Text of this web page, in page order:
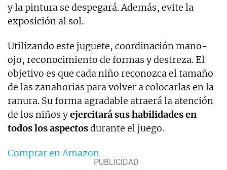
y la pintura se despegará. Además, evite la
exposición al sol.
Utilizando este juguete, coordinación mano-
ojo, reconocimiento de formas y destreza. El
objetivo es que cada niño reconozca el tamaño
de las zanahorias para volver a colocarlas en la
ranura. Su forma agradable atraerá la atención
de los niños yejercitará sus habilidades en
todos los aspectosdurante el juego.
Comprar en Amazon